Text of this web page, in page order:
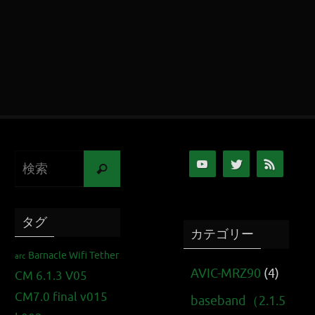
タグ
arc Barnacle Wifi Tether
CM 6.1.3 V05
CM7.0 final v015
カテゴリー
AVIC-MRZ90 (4)
baseband（2.1.5